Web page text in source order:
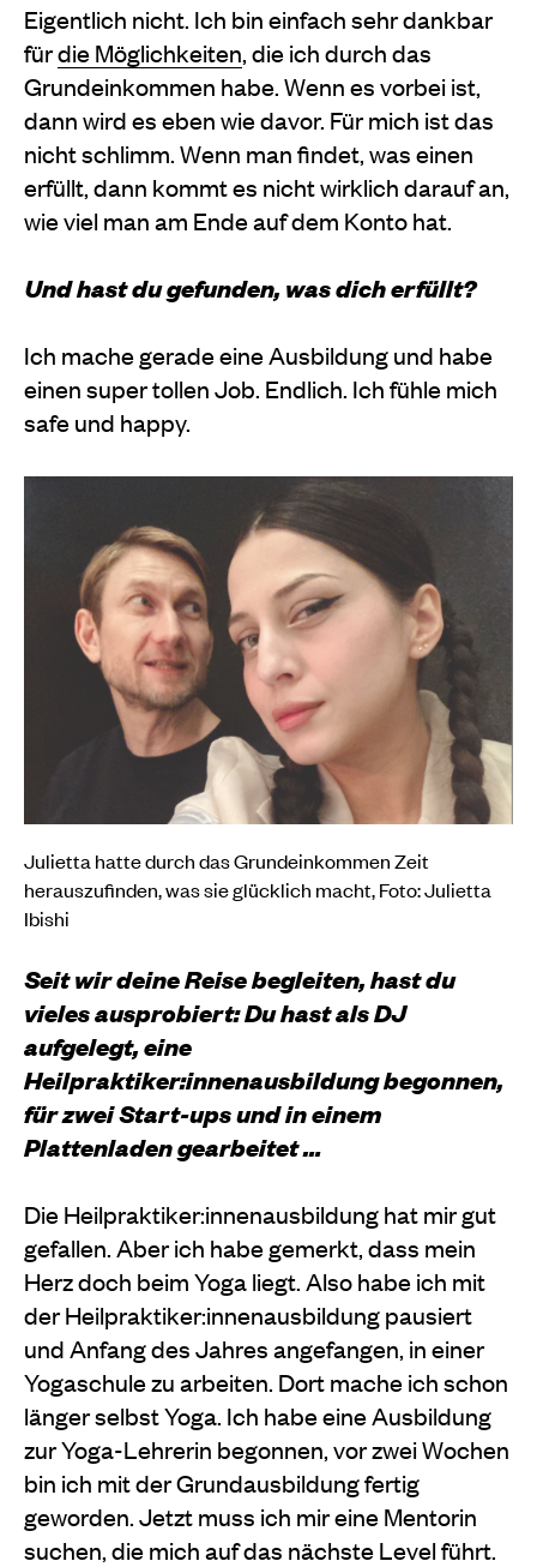
Eigentlich nicht. Ich bin einfach sehr dankbar
fürdie Möglichkeiten, die ich durch das
Grundeinkommen habe. Wenn es vorbei ist,
dann wird es eben wie davor. Für mich ist das
nicht schlimm. Wenn man findet, was einen
erfüllt, dann kommt es nicht wirklich darauf an,
wie viel man am Ende auf dem Konto hat.
Und hast du gefunden, was dich erfüllt?
Ich mache gerade eine Ausbildung und habe
einen super tollen Job. Endlich. Ich fühle mich
safe und happy.
Julietta hatte durch das Grundeinkommen Zeit
herauszufinden, was sie glücklich macht, Foto: Julietta
Ibishi
Seit wir deine Reise begleiten, hast du
vieles ausprobiert: Du hast als DJ
aufgelegt, eine
Heilpraktiker:innenausbildung begonnen,
für zwei Start-ups und in einem
Plattenladen gearbeitet …
Die Heilpraktiker:innenausbildung hat mir gut
gefallen. Aber ich habe gemerkt, dass mein
Herz doch beim Yoga liegt. Also habe ich mit
der Heilpraktiker:innenausbildung pausiert
und Anfang des Jahres angefangen, in einer
Yogaschule zu arbeiten. Dort mache ich schon
länger selbst Yoga. Ich habe eine Ausbildung
zur Yoga-Lehrerin begonnen, vor zwei Wochen
bin ich mit der Grundausbildung fertig
geworden. Jetzt muss ich mir eine Mentorin
suchen, die mich auf das nächste Level führt.